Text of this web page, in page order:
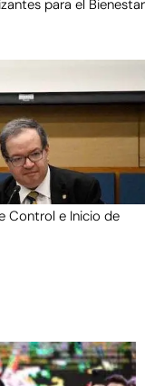
para el Bienestar
Control e Inicio de